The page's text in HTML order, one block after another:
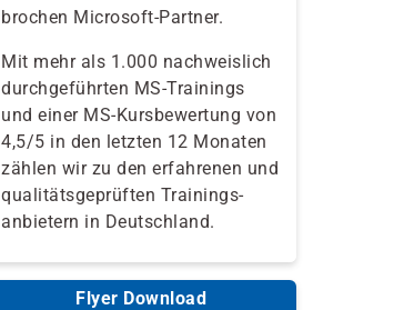
brochen Microsoft-Partner.
Mit mehr als 1.000 nachweislich
durchgeführten MS-Trainings
und einer MS-Kursbewertung von
4,5/5 in den letzten 12 Monaten
zählen wir zu den erfahrenen und
qualitäts­geprüften Trainings­
anbietern in Deutschland.
Flyer Download